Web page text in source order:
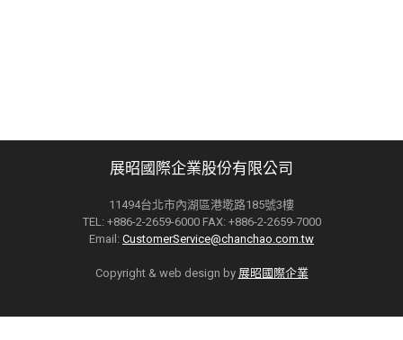
展昭國際企業股份有限公司
11494台北市內湖區港墘路185號3樓
TEL: +886-2-2659-6000 FAX: +886-2-2659-7000
Email: CustomerService@chanchao.com.tw
Copyright & web design by 展昭國際企業